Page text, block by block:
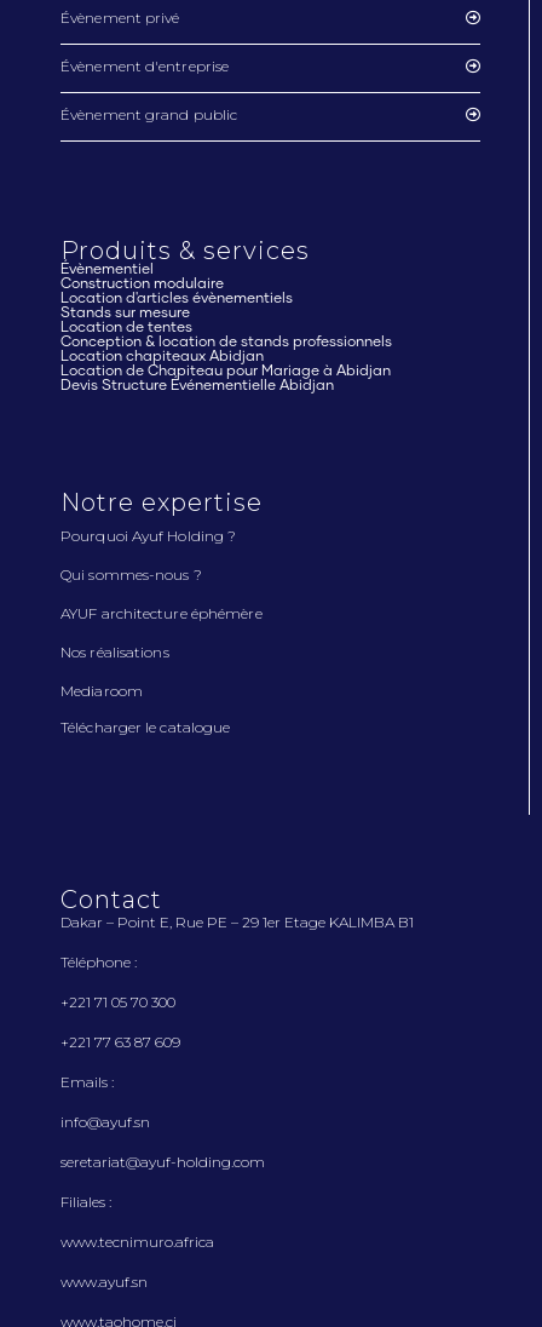
Évènement privé
Évènement d'entreprise
Évènement grand public
Produits & services
Évènementiel
Construction modulaire
Location d'articles évènementiels
Stands sur mesure
Location de tentes
Conception & location de stands professionnels
Location chapiteaux Abidjan
Location de Chapiteau pour Mariage à Abidjan
Devis Structure Événementielle Abidjan
Notre expertise
Pourquoi Ayuf Holding ?
Qui sommes-nous ?
AYUF architecture éphémère
Nos réalisations
Mediaroom
Télécharger le catalogue
Contact
Dakar – Point E, Rue PE – 29 1er Etage KALIMBA B1
Téléphone :
+221 71 05 70 300
+221 77 63 87 609
Emails :
info@ayuf.sn
seretariat@ayuf-holding.com
Filiales :
www.tecnimuro.africa
www.ayuf.sn
www.taohome.ci